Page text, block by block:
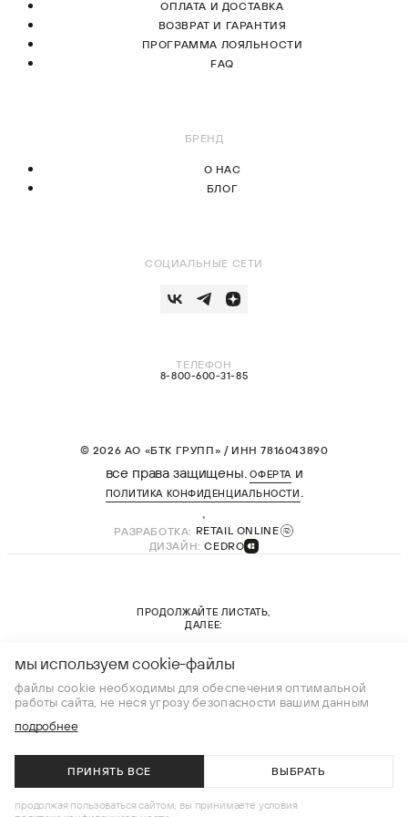
В КОРЗИНУ
СОЦИАЛЬНЫЕ СЕТИ
ТЕЛЕФОН
8-800-600-31-85
ОПЛАТА И ДОСТАВКА
ВОЗВРАТ И ГАРАНТИЯ
ПРОГРАММА ЛОЯЛЬНОСТИ
FAQ
БРЕНД
О НАС
БЛОГ
© 2026 АО «БТК ГРУПП» / ИНН 7816043890
все права защищены.ОФЕРТА и
ПОЛИТИКА КОНФИДЕНЦИАЛЬНОСТИ
РАЗРАБОТКА: RETAIL ONLINE
ДИЗАЙН:CEDRO
ПРОДОЛЖАЙТЕ ЛИСТАТЬ,
ДАЛЕЕ:
новая коллекция
мы используем cookie-файлы
файлы cookie необходимы для обеспечения оптимальной
работы сайта, не неся угрозу безопасности вашим данным
подробнее
ПРИНЯТЬ ВСЕ ВЫБРАТЬ
продолжая пользоваться сайтом, вы принимаете условия